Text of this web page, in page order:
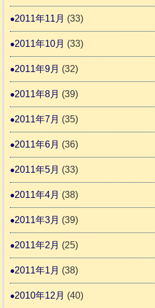
2011年11月 (33)
2011年10月 (33)
2011年9月 (32)
2011年8月 (39)
2011年7月 (35)
2011年6月 (36)
2011年5月 (33)
2011年4月 (38)
2011年3月 (39)
2011年2月 (25)
2011年1月 (38)
2010年12月 (40)